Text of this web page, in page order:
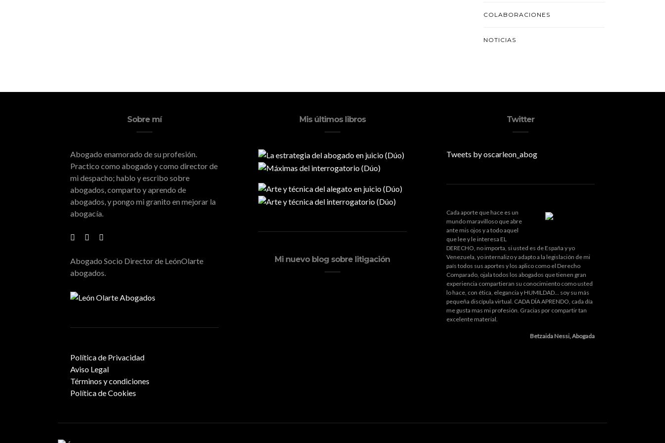
COLABORACIONES
NOTICIAS
Sobre mí
Abogado enamorado de su profesión.
Practico como abogado y como director de
mi despacho; hablo y escribo sobre
abogados, comparto y aprendo de
abogados, y pongo mi granito en mejorar la
abogacía.
Abogado Socio Director de LeónOlarte
abogados.
Política de Privacidad
Aviso Legal
Términos y condiciones
Política de Cookies
Mis últimos libros
Mi nuevo blog sobre litigación
Twitter
Tweets by oscarleon_abog
Cada aporte que hace es un
mundo maravilloso que abre
ante mis ojos y a todo aquel
que lee y le interesa EL
DERECHO, no importa, si usted es de España y yo
Venezuela, yo internalizo y adapto a la legislación de mi
país todos sus aportes y los aplico como el Derecho
Comparado, ojala todos los abogados que tienen gran
experiencia compartieran su conocimiento como usted
lo hace, con ética, elegancia y HUMILDAD... soy su más
pequeña discípula virtual. CADA DÍA APRENDO, cada día
me gusta mas mi profesión. Gracias por compartir tan
excelente material.
Betzaida Nessi, Abogada